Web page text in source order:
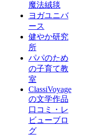
魔法絨毯
ヨガユニバ
ース
健やか研究
所
パパのため
の子育て教
室
ClassiVoyage
の文学作品
口コミ・レ
ビューブロ
グ